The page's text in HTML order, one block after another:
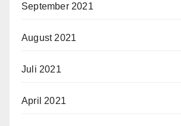
September 2021
August 2021
Juli 2021
April 2021